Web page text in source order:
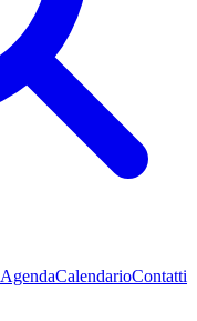
AgendaCalendarioContatti